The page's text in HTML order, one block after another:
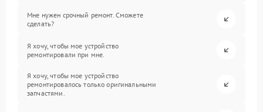
Мне нужен срочный ремонт. Сможете
сделать?
Я хочу, чтобы мое устройство
ремонтировали при мне.
Я хочу, чтобы мое устройство
ремонтировалось только оригинальными
запчастями.